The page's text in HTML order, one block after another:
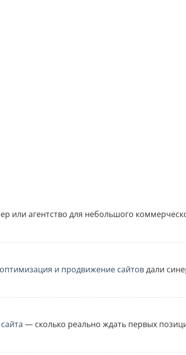
или агентство для небольшого
и продвижение сайтовдали
— сколько реально ждать первых